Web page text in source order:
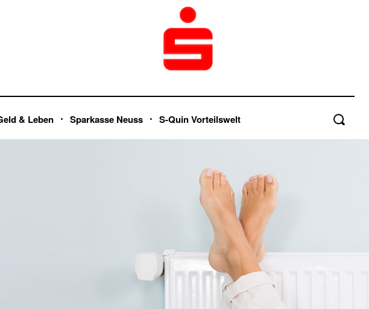
& Leben Sparkasse Neuss S-Quin Vorteilswelt